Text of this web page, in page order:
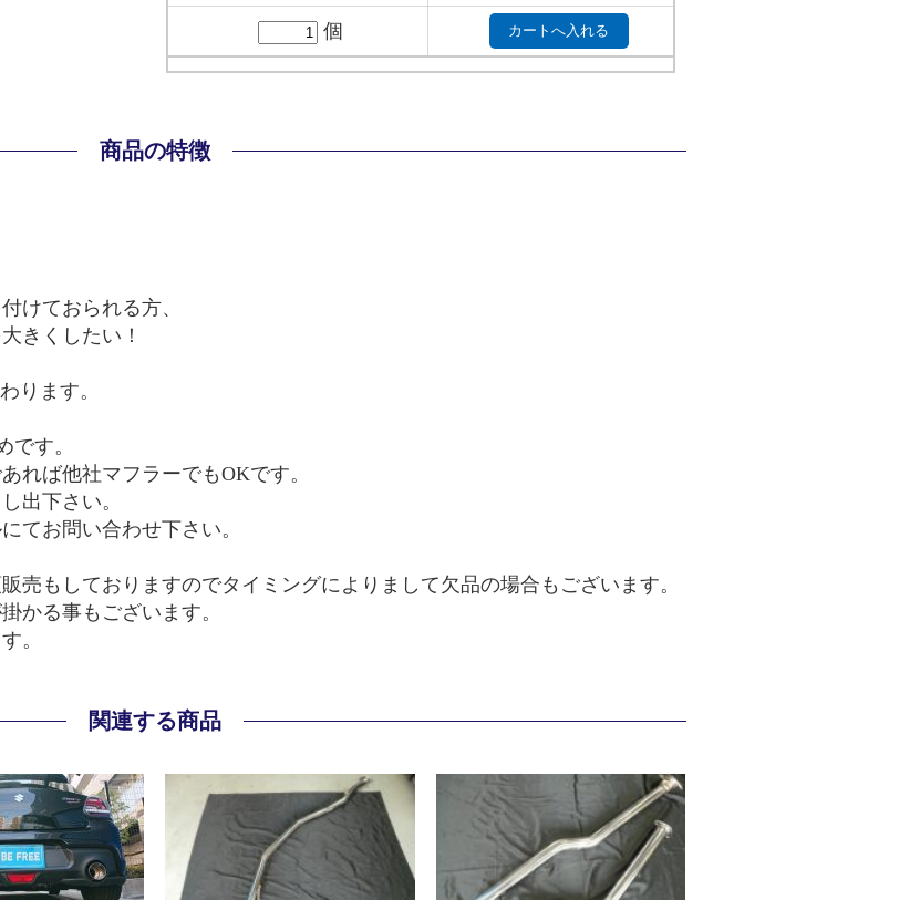
個
商品の特徴
けておられる方、
きくしたい！
ります。
です。
れば他社マフラーでもOKです。
出下さい。
てお問い合わせ下さい。
売もしておりますのでタイミングによりまして欠品の場合もございます。
かる事もございます。
。
関連する商品